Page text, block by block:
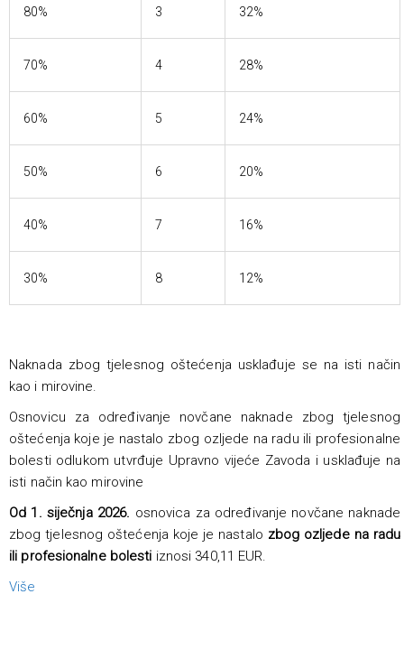
80% 3 32%
70% 4 28%
60% 5 24%
50% 6 20%
40% 7 16%
30% 8 12%
Naknada zbog tjelesnog oštećenja usklađuje se na isti način
kao i mirovine.
Osnovicu za određivanje novčane naknade zbog tjelesnog
oštećenja koje je nastalo zbog ozljede na radu ili profesionalne
bolesti odlukom utvrđuje Upravno vijeće Zavoda i usklađuje na
isti način kao mirovine
Od 1. siječnja 2026. osnovica za određivanje novčane naknade
zbog tjelesnog oštećenja koje je nastalo zbog ozljede na radu
ili profesionalne bolesti iznosi 340,11 EUR.
Više